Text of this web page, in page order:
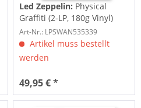
Led Zeppelin: Physical
Graffiti (2-LP, 180g Vinyl)
Art-Nr.: LPSWAN535339
Artikel muss bestellt
werden
49,95 € *